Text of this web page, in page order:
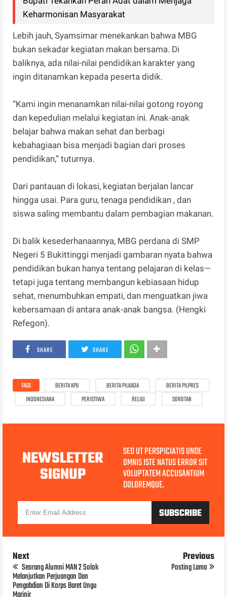
Keharmonisan Masyarakat
Lebih jauh, Syamsimar menekankan bahwa MBG
bukan sekadar kegiatan makan bersama. Di
baliknya, ada nilai-nilai pendidikan karakter yang
ingin ditanamkan kepada peserta didik.
“Kami ingin menanamkan nilai-nilai gotong royong
dan kepedulian melalui kegiatan ini. Anak-anak
belajar bahwa makan sehat dan berbagi
kebahagiaan bisa menjadi bagian dari proses
pendidikan,” tuturnya.
Dari pantauan di lokasi, kegiatan berjalan lancar
hingga usai. Para guru, tenaga pendidikan , dan
siswa saling membantu dalam pembagian makanan.
Di balik kesederhanaannya, MBG perdana di SMP
Negeri 5 Bukittinggi menjadi gambaran nyata bahwa
pendidikan bukan hanya tentang pelajaran di kelas—
tetapi juga tentang membangun kebiasaan hidup
sehat, menumbuhkan empati, dan menguatkan jiwa
kebersamaan di antara anak-anak bangsa. (Hengki
Refegon).
SHARE SHARE
TAGS BERITA KPU BERITA PILKADA
BERITA PILPRES
INDONESIANA
PERISTIWA RELIGI SOROTAN
NEWSLETTER
SIGNUP
SED UT PERSPICIATIS UNDE
OMNIS ISTE NATUS ERROR SIT
VOLUPTATEM ACCUSANTIUM
DOLOREMQUE.
Next
Seorang Alumni MAN 2 Solok
Melanjutkan Perjuangan Dan
Pengabdian Di Korps Baret Ungu
Previous
Posting Lama